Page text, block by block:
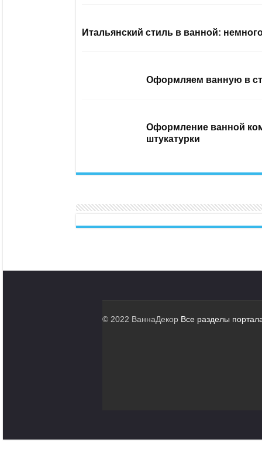
Итальянский стиль в ванной:
Оформляем ванную в
Оформление ванной
штукатурки
© 2022 ВаннаДекор Все разделы